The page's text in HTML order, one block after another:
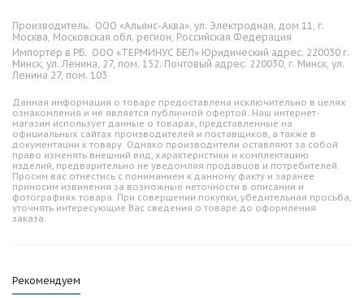
Производитель: ООО «Альянс-Аква», ул. Электродная, дом 11, г.
Москва, Московская обл. регион, Российская Федерация
Импортёр в РБ: ООО «ТЕРМИНУС БЕЛ» Юридический адрес: 220030 г.
Минск, ул. Ленина, 27, пом. 152. Почтовый адрес: 220030, г. Минск, ул.
Ленина 27, пом. 103
Данная информация о товаре предоставлена исключительно в целях
ознакомления и не является публичной офертой. Наш интернет-
магазин использует данные о товарах, представленные на
официальных сайтах производителей и поставщиков, а также в
документации к товару. Однако производители оставляют за собой
право изменять внешний вид, характеристики и комплектацию
изделий, предварительно не уведомляя продавцов и потребителей.
Просим вас отнестись с пониманием к данному факту и заранее
приносим извинения за возможные неточности в описании и
фотографиях товара. При совершении покупки, убедительная просьба,
уточнять интересующие Вас сведения о товаре до оформления
заказа.
Рекомендуем